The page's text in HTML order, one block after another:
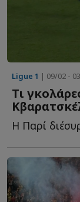
Ligue 1 | 09/02 -
Τι